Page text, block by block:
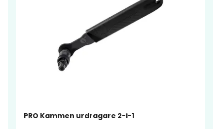
PRO Kammen urdragare 2-i-1